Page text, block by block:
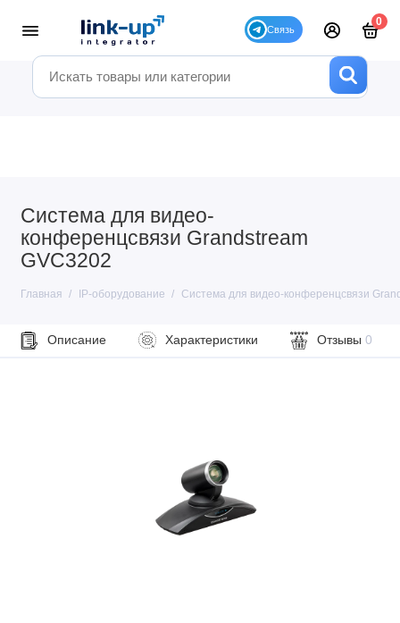
0
Система для видео-
конференцсвязи Grandstream
GVC3202
Главная IP-оборудование Система для видео-конференцсвязи
Описание Характеристики Отзывы 0